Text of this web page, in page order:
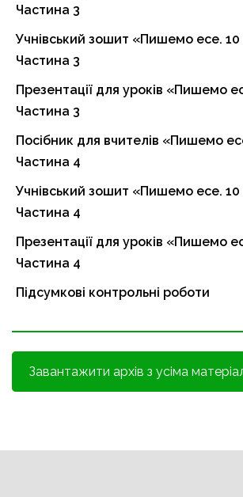
Частина 3
Учнівський зошит «Пишемо есе. 10
Частина 3
Презентації для уроків «Пишемо
Частина 3
Посібник для вчителів «Пишемо
Частина 4
Учнівський зошит «Пишемо есе. 10
Частина 4
Презентації для уроків «Пишемо
Частина 4
Підсумкові контрольні роботи
Завантажити архів з усіма